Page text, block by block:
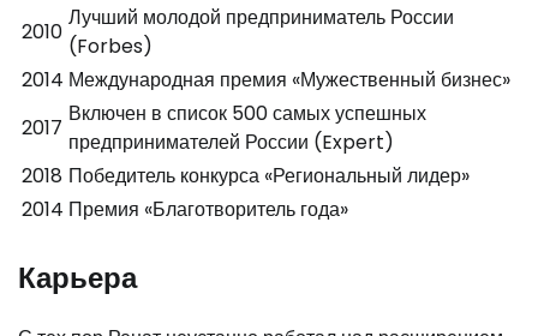
2010
Лучший молодой предприниматель России
(Forbes)
2014 Международная премия «Мужественный бизнес»
2017
Включен в список 500 самых успешных
предпринимателей России (Expert)
2018 Победитель конкурса «Региональный лидер»
2014 Премия «Благотворитель года»
Карьера